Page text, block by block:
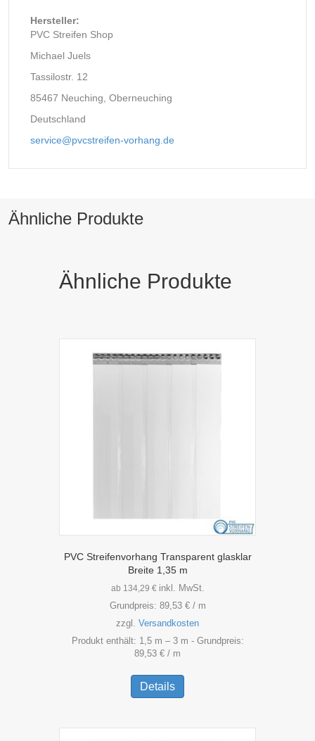
Hersteller:
PVC Streifen Shop
Michael Juels
Tassilostr. 12
85467 Neuching, Oberneuching
Deutschland
service@pvcstreifen-vorhang.de
Ähnliche Produkte
Ähnliche Produkte
PVC Streifenvorhang Transparent glasklar
Breite 1,35 m
ab 134,29 € inkl. MwSt.
Grundpreis: 89,53 €/ m
zzgl. Versandkosten
Produkt enthält: 1,5 m – 3 m - Grundpreis:
89,53 € / m
Details
weist
Varianten